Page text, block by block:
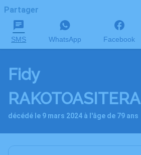
Partager
SMS WhatsApp Facebook
Fidy
RAKOTOASITERA
décédé le 9 mars 2024 à l'âge de 79 ans